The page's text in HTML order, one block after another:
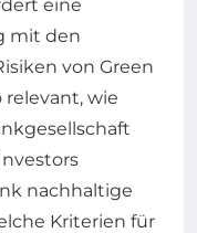
eine
mit den
von Green
wie
nachhaltige
Kriterien für